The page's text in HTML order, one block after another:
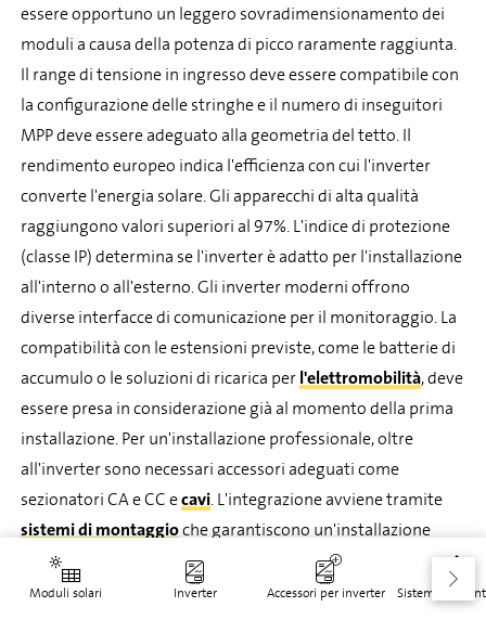
Moduli solari Inverter Accessori per inverter Sistemi di
essere opportuno un leggero sovradimensionamento dei
moduli a causa della potenza di picco raramente raggiunta.
Il range di tensione in ingresso deve essere compatibile con
la configurazione delle stringhe e il numero di inseguitori
MPP deve essere adeguato alla geometria del tetto. Il
rendimento europeo indica l'efficienza con cui l'inverter
converte l'energia solare. Gli apparecchi di alta qualità
raggiungono valori superiori al 97%. L'indice di protezione
(classe IP) determina se l'inverter è adatto per l'installazione
all'interno o all'esterno. Gli inverter moderni offrono
diverse interfacce di comunicazione per il monitoraggio. La
compatibilità con le estensioni previste, come le batterie di
accumulo o le soluzioni di ricarica perl'elettromobilità, deve
essere presa in considerazione già al momento della prima
installazione. Per un'installazione professionale, oltre
all'inverter sono necessari accessori adeguati come
sezionatori CA e CC ecavi. L'integrazione avviene tramite
sistemi di montaggioche garantiscono un'installazione
sicura.
Gestione e monitoraggio intelligenti